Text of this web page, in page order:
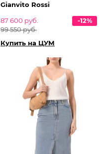
Gianvito Rossi
87 600 руб.
99 550 руб.
-12%
Купить на ЦУМ